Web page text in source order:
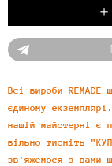
Всі вироби
єдиному
нашій майстерні є
вільно тисніть
зв'яжемося з вами